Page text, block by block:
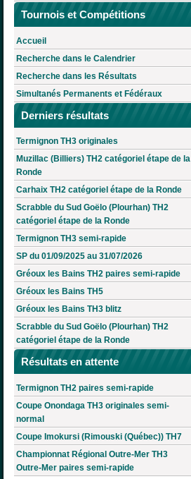
Tournois et Compétitions
Accueil
Recherche dans le Calendrier
Recherche dans les Résultats
Simultanés Permanents et Fédéraux
Derniers résultats
Termignon TH3 originales
Muzillac (Billiers) TH2 catégoriel étape de la
Ronde
Carhaix TH2 catégoriel étape de la Ronde
Scrabble du Sud Goëlo (Plourhan) TH2
catégoriel étape de la Ronde
Termignon TH3 semi-rapide
SP du 01/09/2025 au 31/07/2026
Gréoux les Bains TH2 paires semi-rapide
Gréoux les Bains TH5
Gréoux les Bains TH3 blitz
Scrabble du Sud Goëlo (Plourhan) TH2
catégoriel étape de la Ronde
Résultats en attente
Termignon TH2 paires semi-rapide
Coupe Onondaga TH3 originales semi-
normal
Coupe Imokursi (Rimouski (Québec)) TH7
Championnat Régional Outre-Mer TH3
Outre-Mer paires semi-rapide